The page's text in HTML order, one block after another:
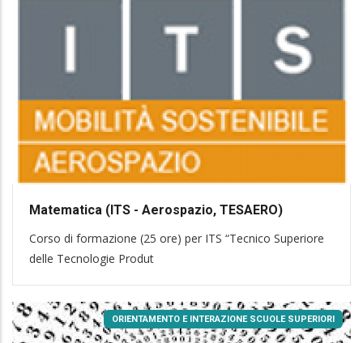
Matematica (ITS - Aerospazio, TESAERO)
Corso di formazione (25 ore) per ITS “Tecnico Superiore
delle Tecnologie Produt
ORIENTAMENTO E INTERAZIONE SCUOLE SUPERIORI